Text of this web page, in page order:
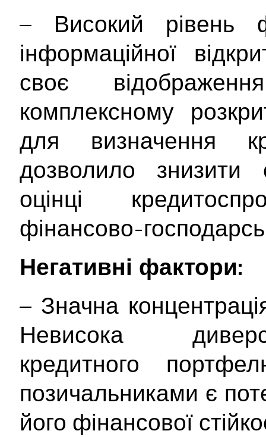
– Високий рівень
інформаційної
своє
комплексному
для визначення
дозволило знизити
оцінці
фінансово-
Негативні фактори:
– Значна
Невисока
кредитного
позичальниками є
його фінансової